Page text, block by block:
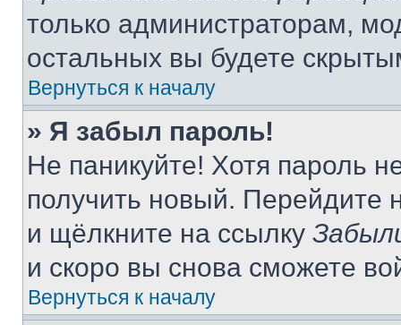
только администраторам,
остальных вы будете
Вернуться к началу
» Я забыл пароль!
Не паникуйте! Хотя пароль
получить новый. Перейдите
и щёлкните на ссылку
и скоро вы снова сможете
Вернуться к началу